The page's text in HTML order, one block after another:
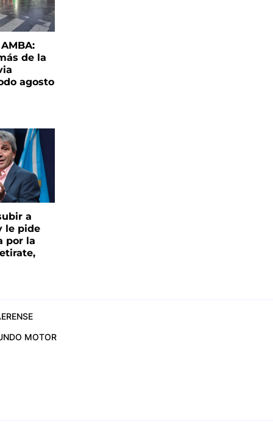
de la
agosto
a
le pide
por la
MOTOR